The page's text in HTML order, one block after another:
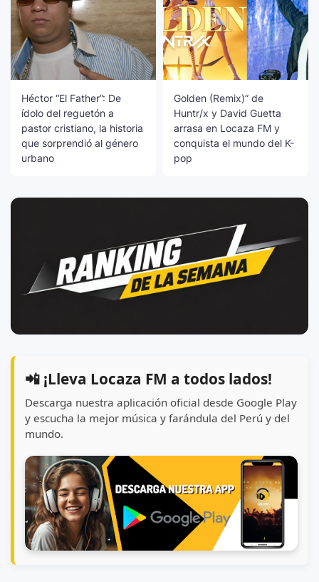
Héctor “El Father”: De
ídolo del reguetón a
pastor cristiano, la historia
que sorprendió al género
urbano
Golden (Remix)” de
Huntr/x y David Guetta
arrasa en Locaza FM y
conquista el mundo del K-
pop
📲 ¡Lleva Locaza FM a todos lados!
Descarga nuestra aplicación oficial desde Google Play
y escucha la mejor música y farándula del Perú y del
mundo.